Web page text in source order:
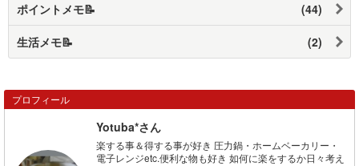
ポイントメモ📝 (44)
生活メモ📝 (2)
プロフィール
Yotuba*さん
楽する事＆得する事が好き 圧力鍋・ホームベーカリー・
電子レンジetc.便利な物も好き 如何に楽をするか日々考え